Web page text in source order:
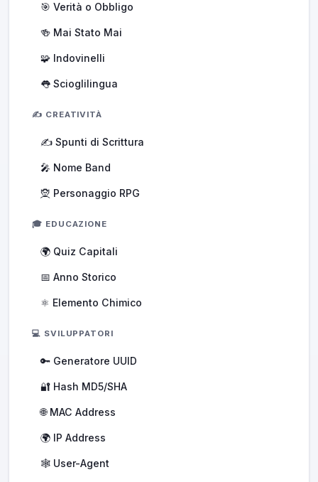
🎯 Verità o Obbligo
🍻 Mai Stato Mai
🧩 Indovinelli
👅 Scioglilingua
✍️ CREATIVITÀ
✍️ Spunti di Scrittura
🎤 Nome Band
🧝 Personaggio RPG
🎓 EDUCAZIONE
🌍 Quiz Capitali
📅 Anno Storico
⚛️ Elemento Chimico
💻 SVILUPPATORI
🔑 Generatore UUID
🔐 Hash MD5/SHA
🌐 MAC Address
🌍 IP Address
🕸️ User-Agent